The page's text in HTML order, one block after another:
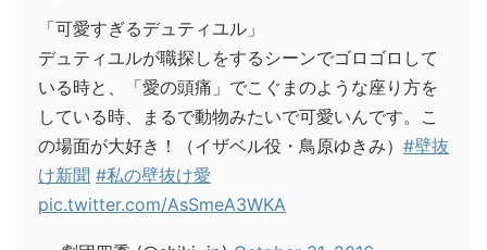
「可愛すぎるデュティユル」
デュティユルが職探しをするシーンでゴロゴロして
いる時と、「愛の頭痛」でこぐまのような座り方を
している時、まるで動物みたいで可愛いんです。こ
の場面が大好き！（イザベル役・鳥原ゆきみ） #壁抜
け新聞 #私の壁抜け愛
pic.twitter.com/AsSmeA3WKA